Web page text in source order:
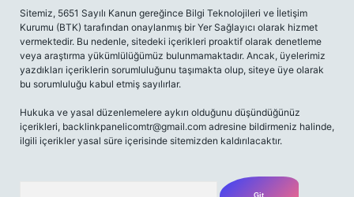
Sitemiz, 5651 Sayılı Kanun gereğince Bilgi Teknolojileri ve İletişim
Kurumu (BTK) tarafından onaylanmış bir Yer Sağlayıcı olarak hizmet
vermektedir. Bu nedenle, sitedeki içerikleri proaktif olarak denetleme
veya araştırma yükümlülüğümüz bulunmamaktadır. Ancak, üyelerimiz
yazdıkları içeriklerin sorumluluğunu taşımakta olup, siteye üye olarak
bu sorumluluğu kabul etmiş sayılırlar.
Hukuka ve yasal düzenlemelere aykırı olduğunu düşündüğünüz
içerikleri, backlinkpanelicomtr@gmail.com adresine bildirmeniz halinde,
ilgili içerikler yasal süre içerisinde sitemizden kaldırılacaktır.